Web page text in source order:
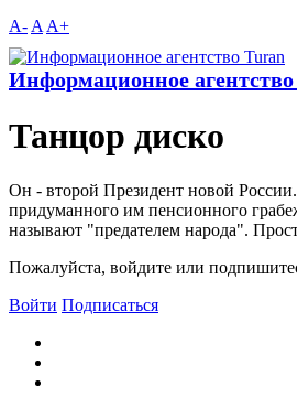
A- A A+
Информационное
Танцор диско
Он - второй Президент новой
придуманного им пенсионного
называют "предателем народа".
Пожалуйста, войдите или
Войти Подписаться